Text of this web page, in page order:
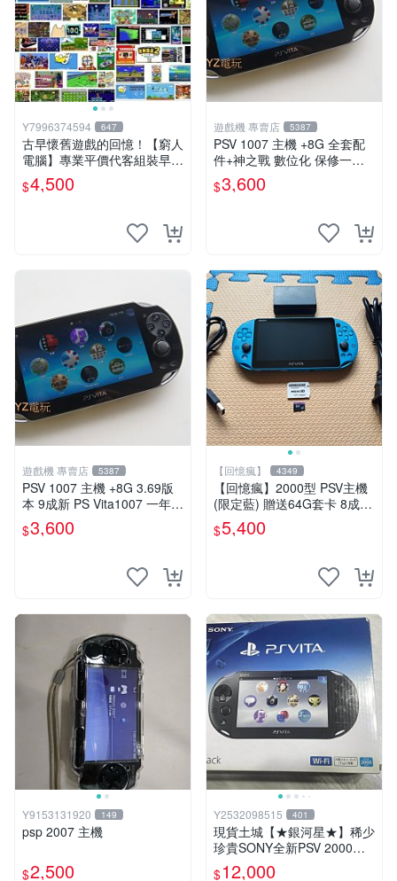
Y7996374594 647
古早懷舊遊戲的回憶！【窮人
電腦】專業平價代客組裝早期
Windows98/95/DOS遊戲機--
-專業首選！
$4,500
遊戲機 專賣店 5387
PSV 1007 主機 +8G 全套配
件+神之戰 數位化 保修一年
品質有保障 psvita
$3,600
遊戲機 專賣店 5387
PSV 1007 主機 +8G 3.69版
本 9成新 PS Vita1007 一年保
修 送一款遊戲
$3,600
【回憶瘋】 4349
【回憶瘋】2000型 PSV主機
(限定藍) 贈送64G套卡 8成5
新 遊戲機 PSVITA
$5,400
Y9153131920 149
psp 2007 主機
$2,500
Y2532098515 401
現貨土城【★銀河星★】稀少
珍貴SONY全新PSV 2000主
機.可轉換中文.全新PSV未使
$12,000